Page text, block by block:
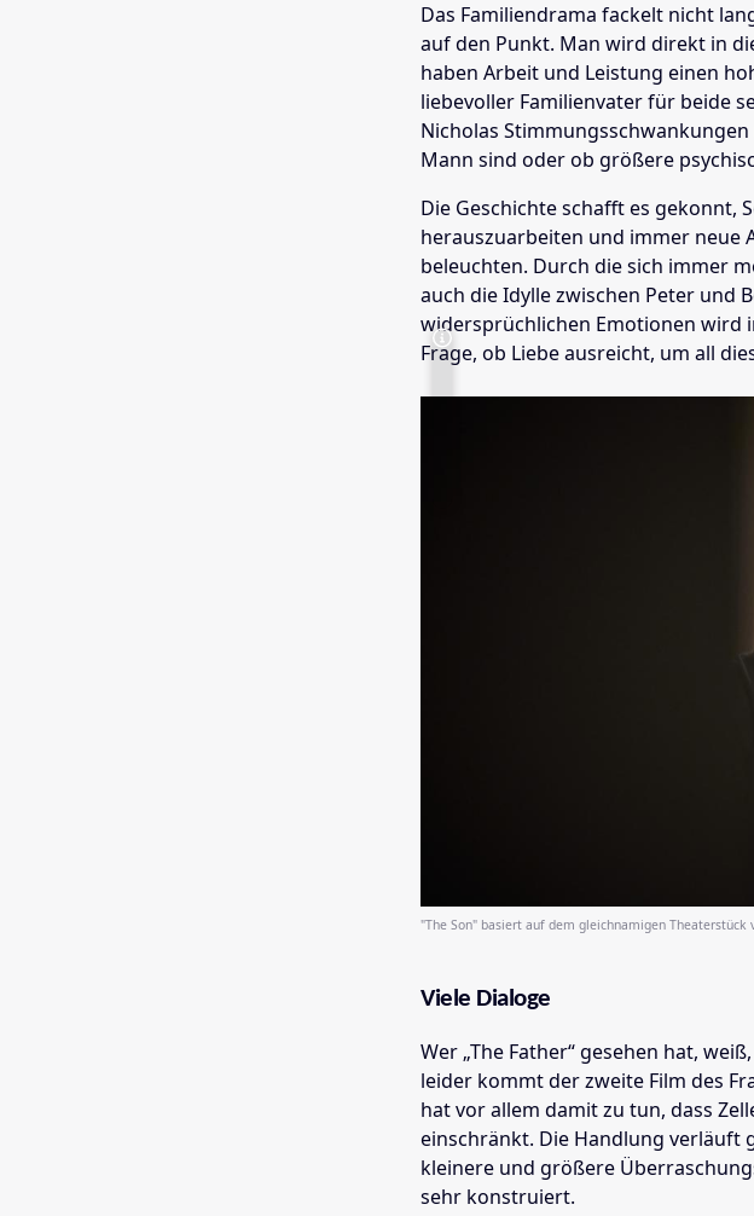
Das Familiendrama fackelt nicht
auf den Punkt. Man wird direkt in
haben Arbeit und Leistung einen
liebevoller Familienvater für beide
Nicholas
Mann sind oder ob größere
Die Geschichte schafft es gekonnt,
herauszuarbeiten und immer neue
beleuchten. Durch die sich immer
auch die Idylle zwischen Peter und
widersprüchlichen Emotionen wird
Frage, ob Liebe ausreicht, um all
"The Son" basiert auf dem gleichnamigen Theaterstück
Viele Dialoge
Wer „The Father“ gesehen hat,
leider kommt der zweite Film des
hat vor allem damit zu tun, dass
einschränkt. Die Handlung verläuft
kleinere und größere
sehr konstruiert.